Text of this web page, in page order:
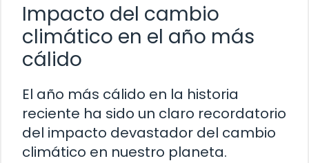
Impacto del cambio
climático en el año más
cálido
El año más cálido en la historia
reciente ha sido un claro recordatorio
del impacto devastador del cambio
climático en nuestro planeta.